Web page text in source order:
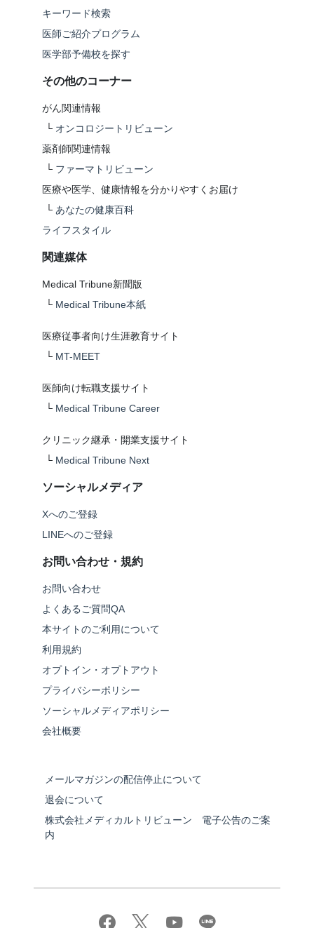
キーワード検索
医師ご紹介プログラム
医学部予備校を探す
その他のコーナー
がん関連情報
└ オンコロジートリビューン
薬剤師関連情報
└ ファーマトリビューン
医療や医学、健康情報を分かりやすくお届け
└ あなたの健康百科
ライフスタイル
関連媒体
Medical Tribune新聞版
└ Medical Tribune本紙
医療従事者向け生涯教育サイト
└ MT-MEET
医師向け転職支援サイト
└ Medical Tribune Career
クリニック継承・開業支援サイト
└ Medical Tribune Next
ソーシャルメディア
Xへのご登録
LINEへのご登録
お問い合わせ・規約
お問い合わせ
よくあるご質問QA
本サイトのご利用について
利用規約
オプトイン・オプトアウト
プライバシーポリシー
ソーシャルメディアポリシー
会社概要
メールマガジンの配信停止について
退会について
株式会社メディカルトリビューン 電子公告のご案
内